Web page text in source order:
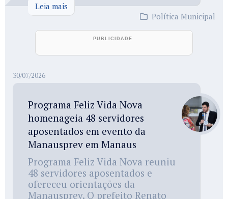
Leia mais
Política Municipal
30/07/2026
Programa Feliz Vida Nova
homenageia 48 servidores
aposentados em evento da
Manausprev em Manaus
Programa Feliz Vida Nova reuniu
48 servidores aposentados e
ofereceu orientações da
Manausprev. O prefeito Renato